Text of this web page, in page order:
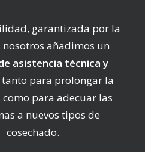
garantizada por la
nosotros añadimos un
asistencia técnica y
tanto para prolongar la
como para adecuar las
a nuevos tipos de
cosechado.